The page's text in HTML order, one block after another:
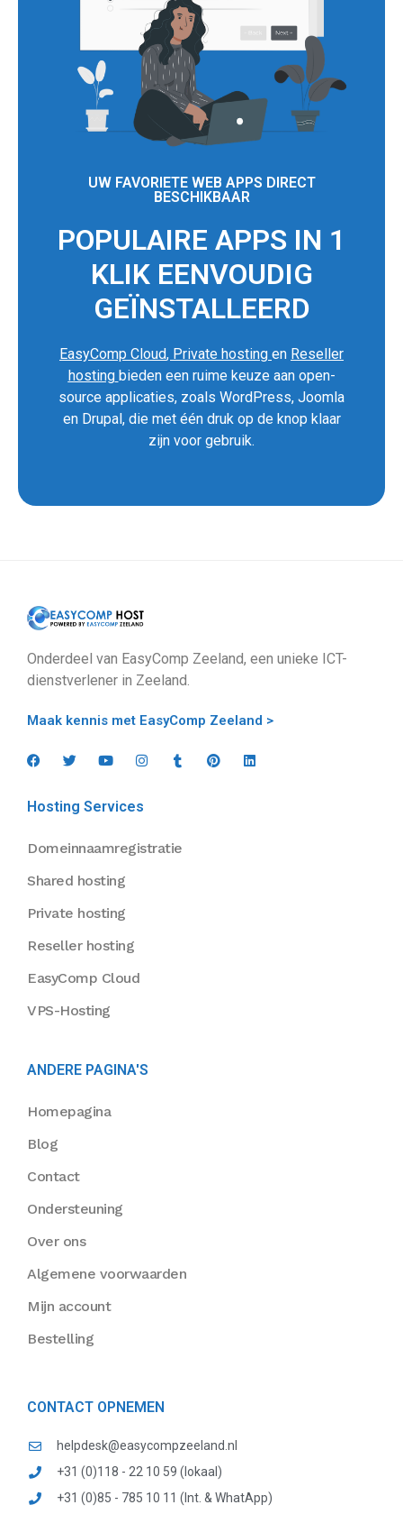
UW FAVORIETE WEB APPS DIRECT
BESCHIKBAAR
POPULAIRE APPS IN 1
KLIK EENVOUDIG
GEÏNSTALLEERD
EasyComp Cloud, Private hosting en Reseller
hosting bieden een ruime keuze aan open-
source applicaties, zoals WordPress, Joomla
en Drupal, die met één druk op de knop klaar
zijn voor gebruik.
Onderdeel van EasyComp Zeeland, een unieke ICT-
dienstverlener in Zeeland.
Maak kennis met EasyComp Zeeland >
Hosting Services
Domeinnaamregistratie
Shared hosting
Private hosting
Reseller hosting
EasyComp Cloud
VPS-Hosting
ANDERE PAGINA'S
Homepagina
Blog
Contact
Ondersteuning
Over ons
Algemene voorwaarden
Mijn account
Bestelling
CONTACT OPNEMEN
helpdesk@easycompzeeland.nl
+31 (0)118 - 22 10 59 (lokaal)
+31 (0)85 - 785 10 11 (Int. & WhatApp)